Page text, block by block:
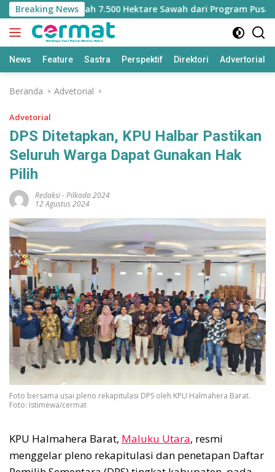
Langsung
ke
konten
Breaking News
Jatah 7.500 Hektare Sawah dari Program Pusat
News Feature Sastra Perspektif Direktori Advertorial
Beranda Advetorial
Advetorial
DPS Ditetapkan, KPU Halbar Pastikan
Seluruh Warga Dapat Gunakan Hak
Pilih
Redaksi-Pilkada 2024
12 Agustus 2024
Foto bersama usai pleno rekapitulasi DPS oleh KPU Halmahera Barat.
Foto: Istimewa/cermat
KPU Halmahera Barat, Maluku Utara, resmi
menggelar pleno rekapitulasi dan penetapan Daftar